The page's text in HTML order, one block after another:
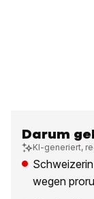
Darum
KI-generiert,
wegen